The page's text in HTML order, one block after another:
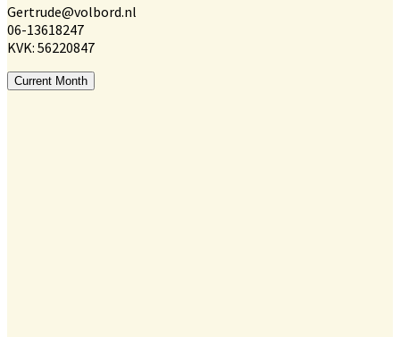
Gertrude@volbord.nl
06-13618247
KVK: 56220847
Current Month